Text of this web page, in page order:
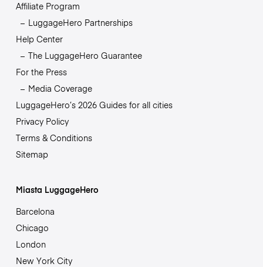
Affiliate Program
LuggageHero Partnerships
Help Center
The LuggageHero Guarantee
For the Press
Media Coverage
LuggageHero’s 2026 Guides for all cities
Privacy Policy
Terms & Conditions
Sitemap
Miasta LuggageHero
Barcelona
Chicago
London
New York City